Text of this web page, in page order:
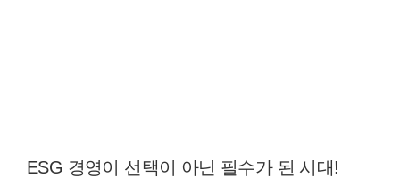
ESG 경영이 선택이 아닌 필수가 된 시대!